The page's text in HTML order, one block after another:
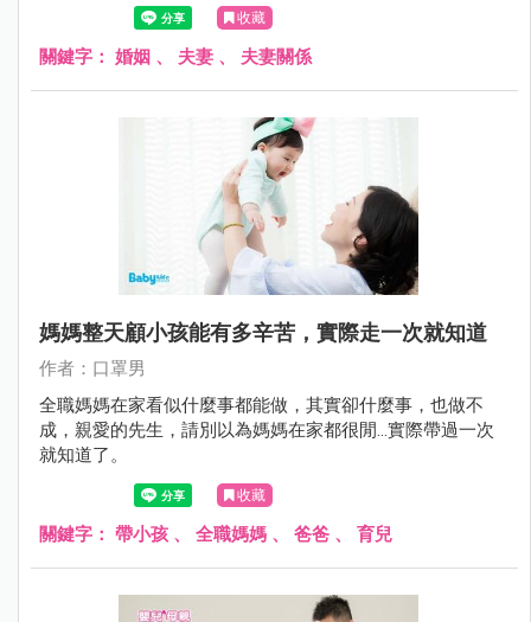
收藏
關鍵字： 婚姻 、 夫妻 、 夫妻關係
媽媽整天顧小孩能有多辛苦，實際走一次就知道
作者：口罩男
全職媽媽在家看似什麼事都能做，其實卻什麼事，也做不
成，親愛的先生，請別以為媽媽在家都很閒...實際帶過一次
就知道了。
收藏
關鍵字： 帶小孩 、 全職媽媽 、 爸爸 、 育兒